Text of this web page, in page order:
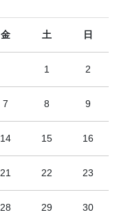
金 土 日
1 2
7 8 9
14 15 16
21 22 23
28 29 30